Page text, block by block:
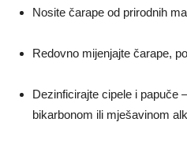
Nosite čarape od prirodnih
Redovno mijenjajte čarape,
Dezinficirajte cipele i papuče
bikarbonom ili mješavinom